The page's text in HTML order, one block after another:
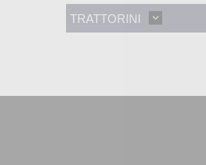
TRATTORINI